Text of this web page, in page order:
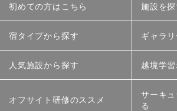
初めての方はこちら 施設を探
宿タイプから探す ギャラ
人気施設から探す 越境学
オフサイト研修のススメ
サーキ
る